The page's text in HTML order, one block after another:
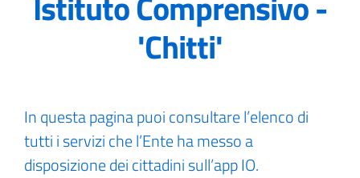
'Chitti'
In questa pagina puoi consultare l’elenco di
tutti i servizi che l’Ente ha messo a
disposizione dei cittadini sull’app IO.